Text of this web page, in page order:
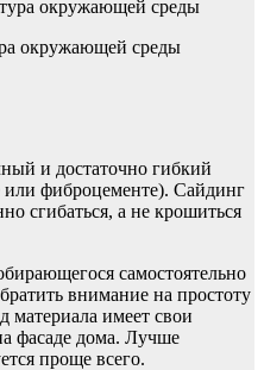
окружающей среды
и достаточно гибкий
или фиброцементе). Сайдинг
сгибаться, а не крошиться
самостоятельно
внимание на простоту
имеет свои
фасаде дома. Лучше
проще всего.